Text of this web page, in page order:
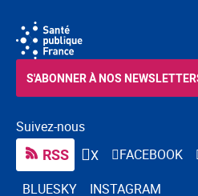
Suivez-nous
RSS X FACEBOOK
BLUESKY
INSTAGRAM
S'ABONNER À NOS